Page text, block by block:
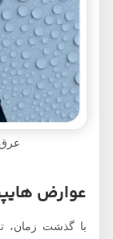
عرق
عوارض
با گذشت زمان،